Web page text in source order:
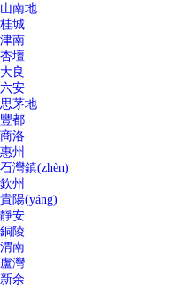
山南地
桂城
津南
杏壇
大良
六安
思茅地
豐都
商洛
惠州
石灣鎮(zhèn)
欽州
貴陽(yáng)
靜安
銅陵
渭南
盧灣
新余